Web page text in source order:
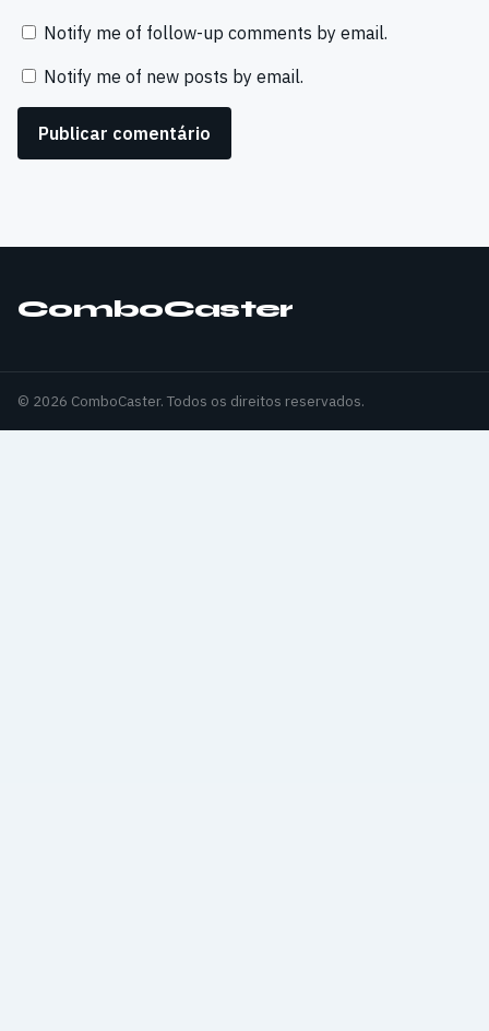
Notify me of follow-up comments by email.
Notify me of new posts by email.
ComboCaster
© 2026 ComboCaster. Todos os direitos reservados.